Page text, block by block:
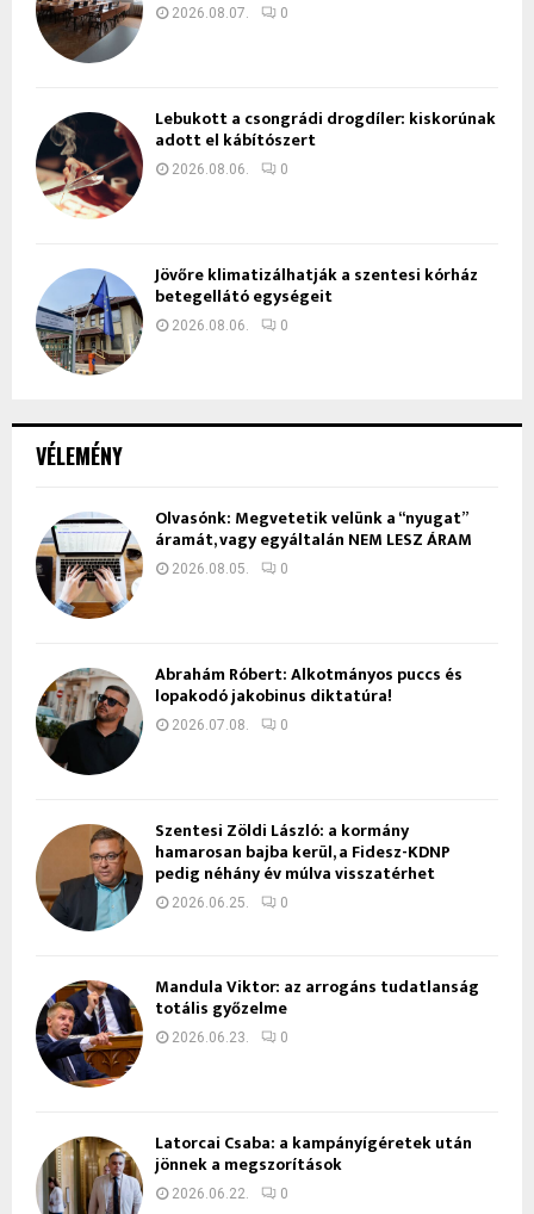
VÉLEMÉNY
Olvasónk: Megvetetik velünk a “nyugat”
áramát, vagy egyáltalán NEM LESZ ÁRAM
2026.08.05. 0
Ábrahám Róbert: Alkotmányos puccs és
lopakodó jakobinus diktatúra!
2026.07.08. 0
Szentesi Zöldi László: a kormány
hamarosan bajba kerül, a Fidesz-KDNP
pedig néhány év múlva visszatérhet
2026.06.25. 0
Mandula Viktor: az arrogáns tudatlanság
totális győzelme
2026.06.23. 0
Latorcai Csaba: a kampányígéretek után
jönnek a megszorítások
2026.06.22. 0
2026.08.07. 0
Lebukott a csongrádi drogdíler: kiskorúnak
adott el kábítószert
2026.08.06. 0
Jövőre klimatizálhatják a szentesi kórház
betegellátó egységeit
2026.08.06. 0